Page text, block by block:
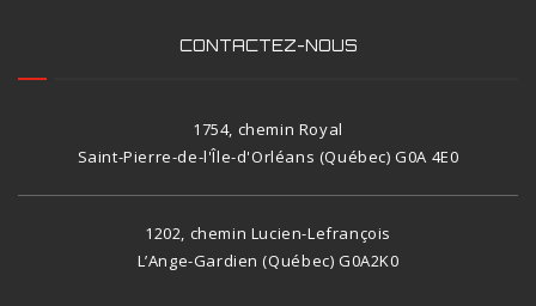
CONTACTEZ-NOUS
1754, chemin Royal
Saint-Pierre-de-l'Île-d'Orléans (Québec) G0A 4E0
1202, chemin Lucien-Lefrançois
L’Ange-Gardien (Québec) G0A2K0